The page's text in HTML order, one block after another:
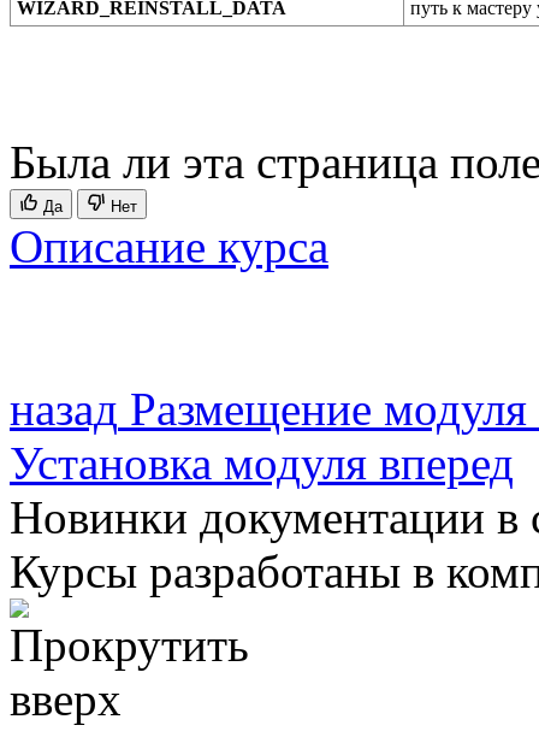
WIZARD_REINSTALL_DATA
путь к
Была ли эта страница
Да Нет
Описание курса
назад Размещение
Установка модуля вперед
Новинки документации в
Курсы разработаны в